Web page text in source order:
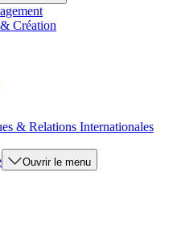
Création
& Relations Internationales
Ouvrir le menu